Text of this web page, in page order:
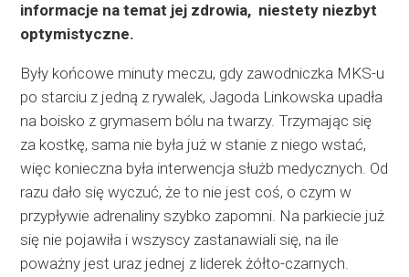
informacje na temat jej zdrowia, niestety niezbyt
optymistyczne.
Były końcowe minuty meczu, gdy zawodniczka MKS-u
po starciu z jedną z rywalek, Jagoda Linkowska upadła
na boisko z grymasem bólu na twarzy. Trzymając się
za kostkę, sama nie była już w stanie z niego wstać,
więc konieczna była interwencja służb medycznych. Od
razu dało się wyczuć, że to nie jest coś, o czym w
przypływie adrenaliny szybko zapomni. Na parkiecie już
się nie pojawiła i wszyscy zastanawiali się, na ile
poważny jest uraz jednej z liderek żółto-czarnych.